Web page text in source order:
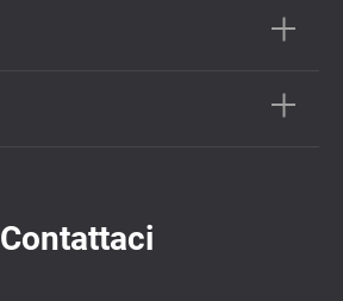
Contattaci